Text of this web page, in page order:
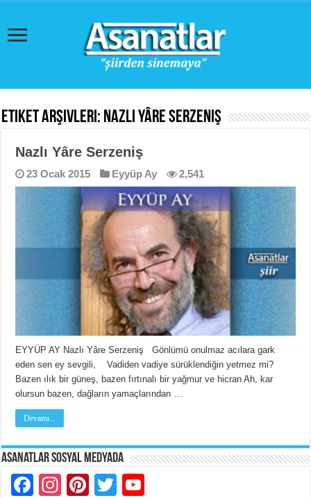
Etiket Arşivleri: Nazlı Yâre Serzeniş
Nazlı Yâre Serzeniş
23 Ocak 2015 Eyyüp Ay 2,541
EYYÜP AY Nazlı Yâre Serzeniş Gönlümü onulmaz acılara gark
eden sen ey sevgili, Vadiden vadiye sürüklendiğin yetmez mi?
Bazen ılık bir güneş, bazen fırtınalı bir yağmur ve hicran Ah, kar
olursun bazen, dağların yamaçlarından …
Devamı...
Asanatlar Sosyal Medyada
Facebook
Instagram
Pinterest
Twitter